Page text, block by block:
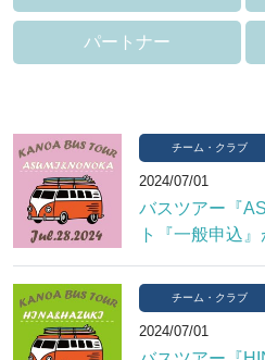
パートナー
チーム・クラブ
2024/07/01
バスツアー『
ト『一般申込
チーム・クラブ
2024/07/01